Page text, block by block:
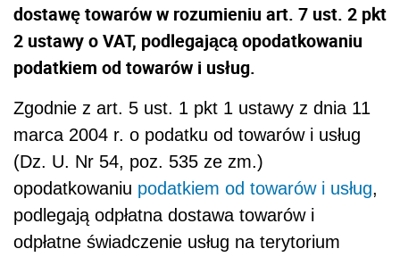
dostawę towarów w rozumieniu art. 7 ust. 2 pkt
2 ustawy o VAT, podlegającą opodatkowaniu
podatkiem od towarów i usług.
Zgodnie z art. 5 ust. 1 pkt 1 ustawy z dnia 11
marca 2004 r. o podatku od towarów i usług
(Dz. U. Nr 54, poz. 535 ze zm.)
opodatkowaniu podatkiem od towarów i usług,
podlegają odpłatna dostawa towarów i
odpłatne świadczenie usług na terytorium